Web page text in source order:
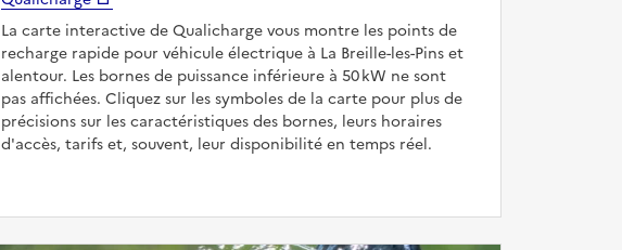
La carte interactive de Qualicharge vous montre les points de
recharge rapide pour véhicule électrique à La Breille-les-Pins et
alentour. Les bornes de puissance inférieure à 50 kW ne sont
pas affichées. Cliquez sur les symboles de la carte pour plus de
précisions sur les caractéristiques des bornes, leurs horaires
d'accès, tarifs et, souvent, leur disponibilité en temps réel.